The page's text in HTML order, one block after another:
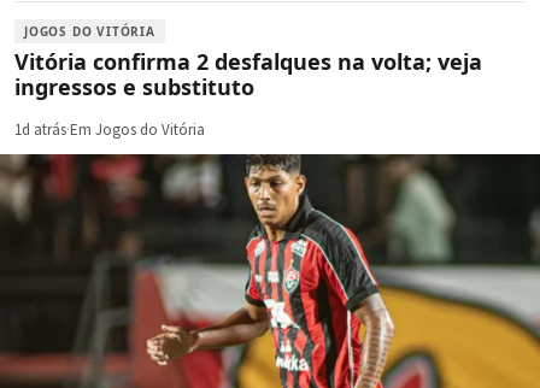
JOGOS DO VITÓRIA
Vitória confirma 2 desfalques na volta; veja
ingressos e substituto
1d atrás·Em Jogos do Vitória